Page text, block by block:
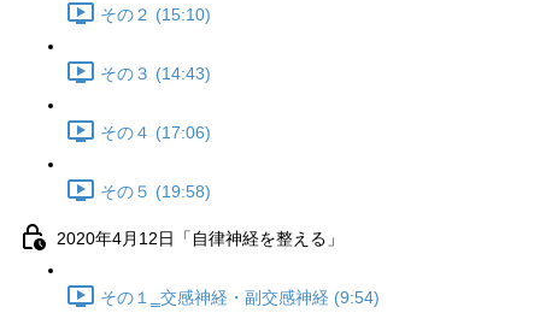
その２ (15:10)
その３ (14:43)
その４ (17:06)
その５ (19:58)
2020年4月12日「自律神経を整える」
その１‗交感神経・副交感神経 (9:54)